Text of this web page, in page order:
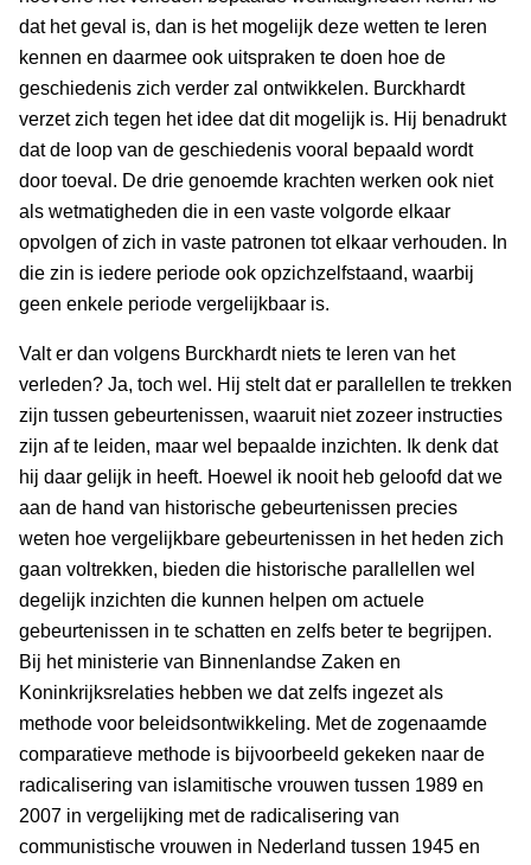
dat het geval is, dan is het mogelijk deze wetten te leren
kennen en daarmee ook uitspraken te doen hoe de
geschiedenis zich verder zal ontwikkelen. Burckhardt
verzet zich tegen het idee dat dit mogelijk is. Hij benadrukt
dat de loop van de geschiedenis vooral bepaald wordt
door toeval. De drie genoemde krachten werken ook niet
als wetmatigheden die in een vaste volgorde elkaar
opvolgen of zich in vaste patronen tot elkaar verhouden. In
die zin is iedere periode ook opzichzelfstaand, waarbij
geen enkele periode vergelijkbaar is.
Valt er dan volgens Burckhardt niets te leren van het
verleden? Ja, toch wel. Hij stelt dat er parallellen te trekken
zijn tussen gebeurtenissen, waaruit niet zozeer instructies
zijn af te leiden, maar wel bepaalde inzichten. Ik denk dat
hij daar gelijk in heeft. Hoewel ik nooit heb geloofd dat we
aan de hand van historische gebeurtenissen precies
weten hoe vergelijkbare gebeurtenissen in het heden zich
gaan voltrekken, bieden die historische parallellen wel
degelijk inzichten die kunnen helpen om actuele
gebeurtenissen in te schatten en zelfs beter te begrijpen.
Bij het ministerie van Binnenlandse Zaken en
Koninkrijksrelaties hebben we dat zelfs ingezet als
methode voor beleidsontwikkeling. Met de zogenaamde
comparatieve methode is bijvoorbeeld gekeken naar de
radicalisering van islamitische vrouwen tussen 1989 en
2007 in vergelijking met de radicalisering van
communistische vrouwen in Nederland tussen 1945 en